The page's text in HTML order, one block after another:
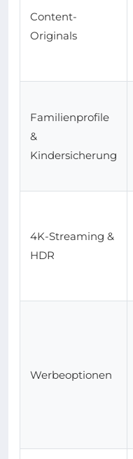
Content-
Originals
Familienprofile
&
Kindersicherung
4K-Streaming &
HDR
Werbeoptionen